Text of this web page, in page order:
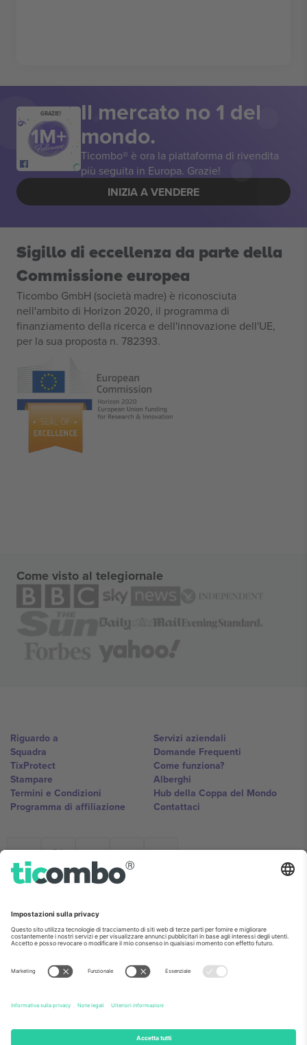
GRAZIE! Il mercato no 1 del
mondo.
Ticombo® è ora la piattaforma di rivendita
più seguita in Europa. Grazie!
INIZIA A VENDERE
Sigillo di eccellenza da parte della
Commissione europea
Ticombo GmbH (società madre) è riconosciuta
nell'ambito di Horizon 2020, il programma di
finanziamento della ricerca e dell'innovazione dell'UE,
per la sua proposta n. 782393.
Come visto al telegiornale
Riguardo a
Squadra
TixProtect
Stampare
Termini e Condizioni
Programma di affiliazione
Servizi aziendali
Domande Frequenti
Come funziona?
Alberghi
Hub della Coppa del Mondo
Contattaci
Ticombo Italia
Mimi Balkanska 132, 1540, Sofia,
base alla località, all'evento e/o al dominio. Per i dettagli controlla la
pagina specifica dell'evento, l'impronta e i termini.,